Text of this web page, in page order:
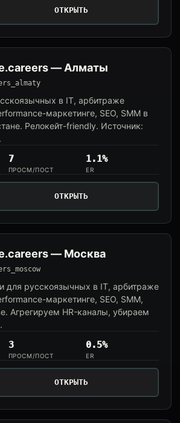
ОТКРЫТЬ
— Алматы
в IT, арбитраже
маркетинге, SEO, SMM в
Релокейт-friendly. Источник:
7
ПРОСМ/ПОСТ
1.1%
ER
ОТКРЫТЬ
— Москва
для русскоязычных в IT, арбитраже
маркетинге, SEO, SMM,
Агрегируем HR-каналы, убираем
3
ПРОСМ/ПОСТ
0.5%
ER
ОТКРЫТЬ